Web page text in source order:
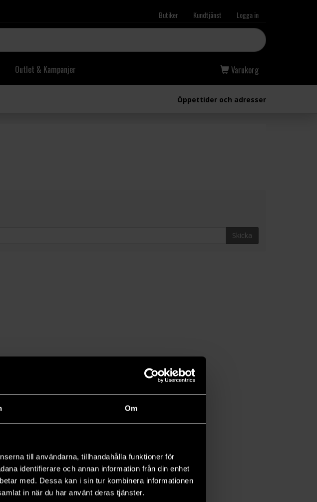
Om
till användarna, tillhandahålla funktioner för
identifierare och annan information från din enhet
med. Dessa kan i sin tur kombinera informationen
in när du har använt deras tjänster.
Butiker Kundtjänst Logga in
Outlet & Kampanjer Varukorg
Öppettider och adresser
Skicka